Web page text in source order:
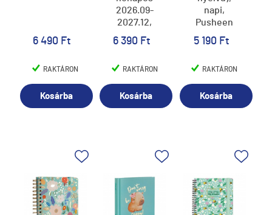
6 490 Ft
RAKTÁRON
Kosárba
2026.09-
2027.12,
Celestial,
égitestek
6 390 Ft
RAKTÁRON
Kosárba
napi,
Pusheen
2026/2027
5 190 Ft
RAKTÁRON
Kosárba